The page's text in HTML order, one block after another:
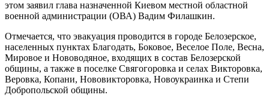
этом заявил глава назначенной Киевом местной областной
военной администрации (ОВА) Вадим Филашкин.
Отмечается, что эвакуация проводится в городе Белозерское,
населенных пунктах Благодать, Боковое, Веселое Поле, Весна,
Мировое и Нововодяное, входящих в состав Белозерской
общины, а также в поселке Свягогоровка и селах Викторовка,
Веровка, Копани, Нововикторовка, Новоукраинка и Степи
Добропольской общины.